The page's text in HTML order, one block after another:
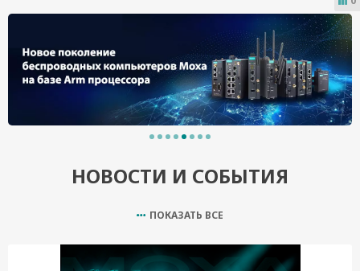
НОВОСТИ И СОБЫТИЯ
ПОКАЗАТЬ ВСЕ